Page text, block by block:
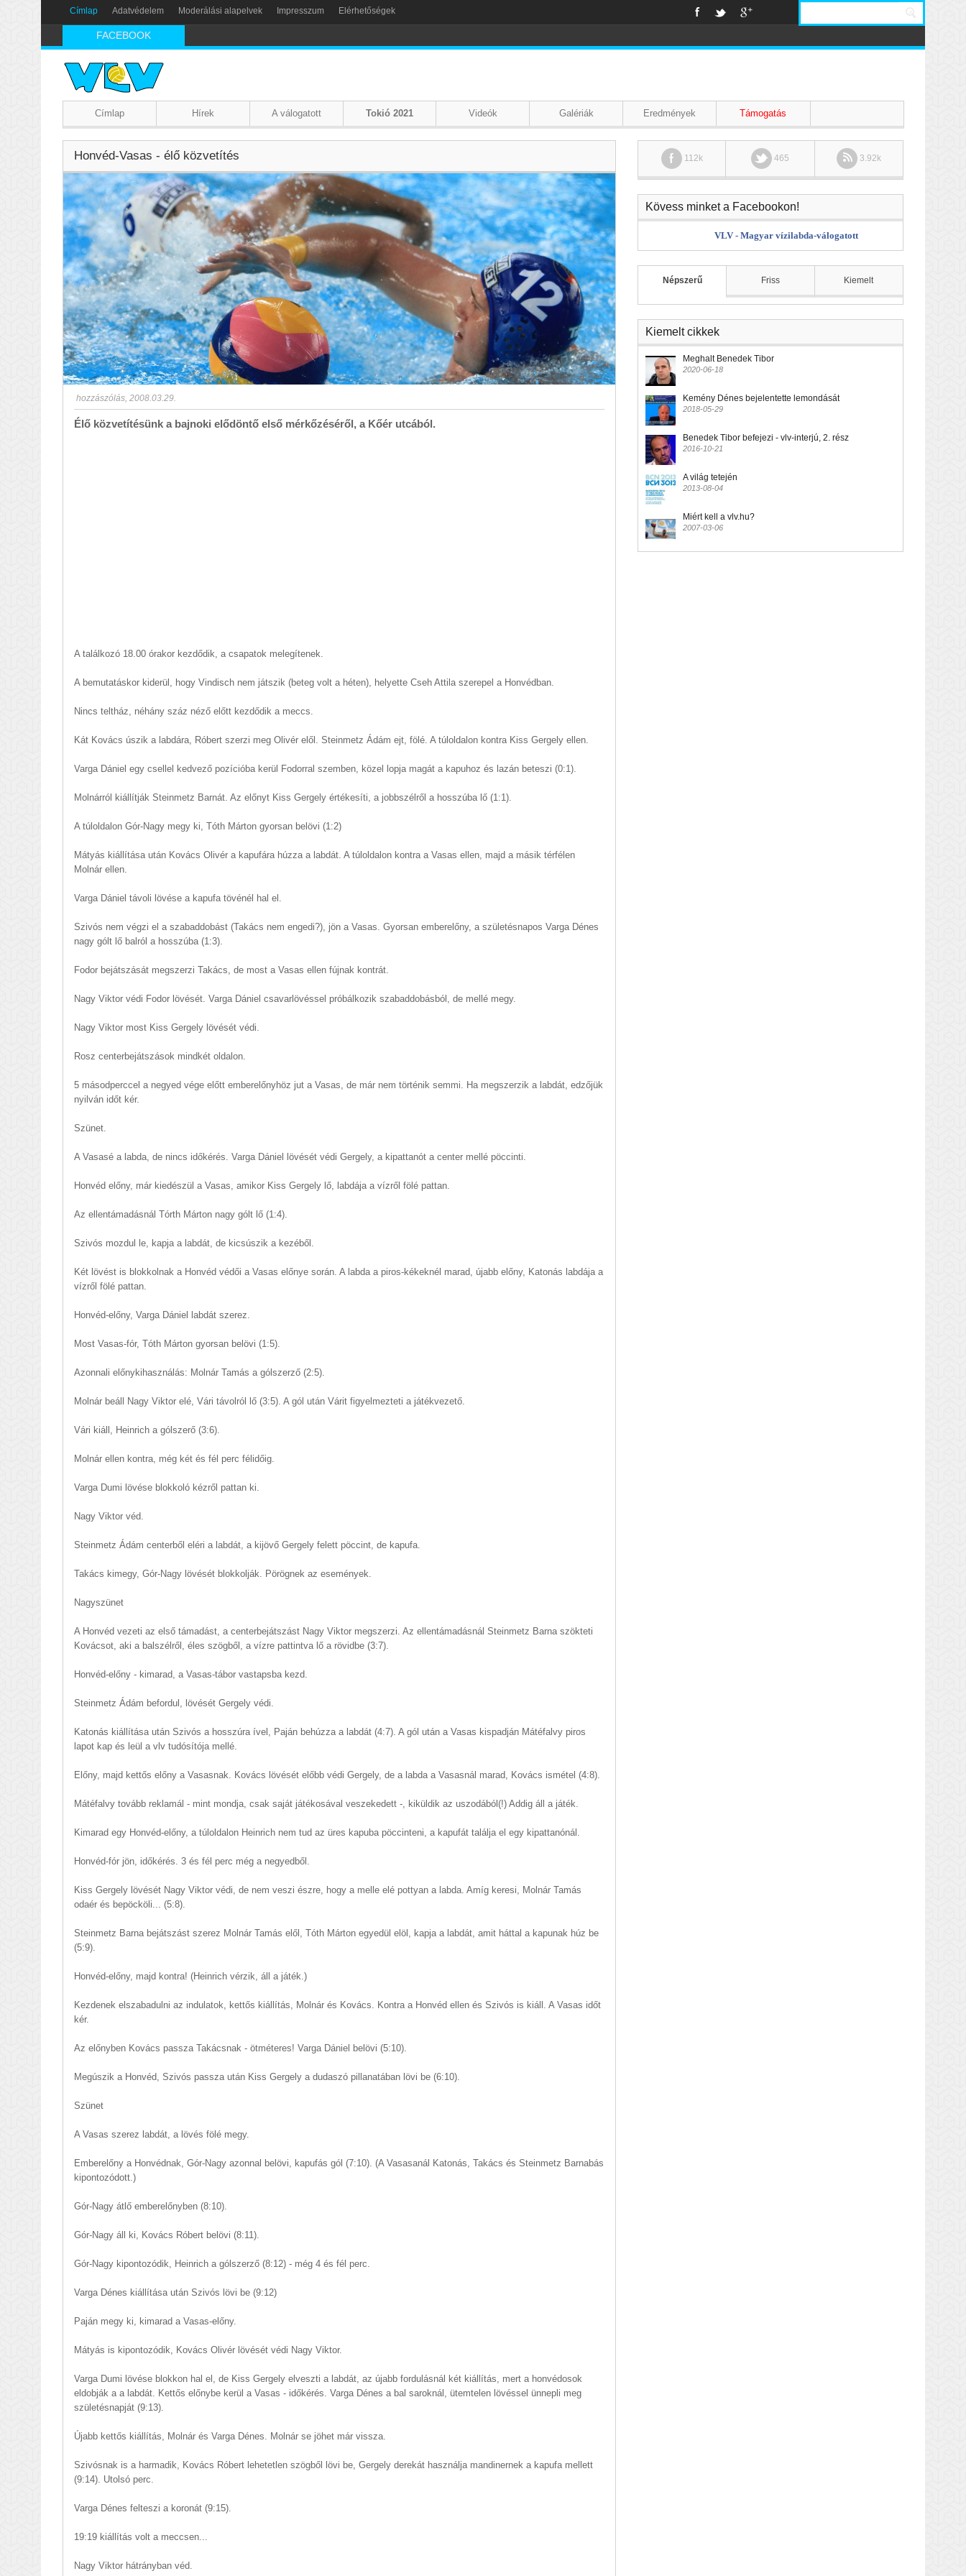
Címlap Adatvédelem Moderálási alapelvek Impresszum Elérhetőségek
FACEBOOK
Címlap Hírek A válogatott Tokió 2021 Videók Galériák Eredmények Támogatás
Honvéd-Vasas - élő közvetítés
hozzászólás, 2008.03.29.
Élő közvetítésünk a bajnoki elődöntő első mérkőzéséről, a Kőér utcából.
A találkozó 18.00 órakor kezdődik, a csapatok melegítenek.
A bemutatáskor kiderül, hogy Vindisch nem játszik (beteg volt a héten), helyette Cseh Attila szerepel a Honvédban.
Nincs teltház, néhány száz néző előtt kezdődik a meccs.
Kát Kovács úszik a labdára, Róbert szerzi meg Olivér elől. Steinmetz Ádám ejt, fölé. A túloldalon kontra Kiss Gergely ellen.
Varga Dániel egy csellel kedvező pozícióba kerül Fodorral szemben, közel lopja magát a kapuhoz és lazán beteszi (0:1).
Molnárról kiállítják Steinmetz Barnát. Az előnyt Kiss Gergely értékesíti, a jobbszélről a hosszúba lő (1:1).
A túloldalon Gór-Nagy megy ki, Tóth Márton gyorsan belövi (1:2)
Mátyás kiállítása után Kovács Olivér a kapufára húzza a labdát. A túloldalon kontra a Vasas ellen, majd a másik térfélen
Molnár ellen.
Varga Dániel távoli lövése a kapufa tövénél hal el.
Szivós nem végzi el a szabaddobást (Takács nem engedi?), jön a Vasas. Gyorsan emberelőny, a születésnapos Varga Dénes
nagy gólt lő balról a hosszúba (1:3).
Fodor bejátszását megszerzi Takács, de most a Vasas ellen fújnak kontrát.
Nagy Viktor védi Fodor lövését. Varga Dániel csavarlövéssel próbálkozik szabaddobásból, de mellé megy.
Nagy Viktor most Kiss Gergely lövését védi.
Rosz centerbejátszások mindkét oldalon.
5 másodperccel a negyed vége előtt emberelőnyhöz jut a Vasas, de már nem történik semmi. Ha megszerzik a labdát, edzőjük
nyilván időt kér.
Szünet.
A Vasasé a labda, de nincs időkérés. Varga Dániel lövését védi Gergely, a kipattanót a center mellé pöccinti.
Honvéd előny, már kiedészül a Vasas, amikor Kiss Gergely lő, labdája a vízről fölé pattan.
Az ellentámadásnál Tórth Márton nagy gólt lő (1:4).
Szivós mozdul le, kapja a labdát, de kicsúszik a kezéből.
Két lövést is blokkolnak a Honvéd védői a Vasas előnye során. A labda a piros-kékeknél marad, újabb előny, Katonás labdája a
vízről fölé pattan.
Honvéd-előny, Varga Dániel labdát szerez.
Most Vasas-fór, Tóth Márton gyorsan belövi (1:5).
Azonnali előnykihasználás: Molnár Tamás a gólszerző (2:5).
Molnár beáll Nagy Viktor elé, Vári távolról lő (3:5). A gól után Várit figyelmezteti a játékvezető.
Vári kiáll, Heinrich a gólszerő (3:6).
Molnár ellen kontra, még két és fél perc félidőig.
Varga Dumi lövése blokkoló kézről pattan ki.
Nagy Viktor véd.
Steinmetz Ádám centerből eléri a labdát, a kijövő Gergely felett pöccint, de kapufa.
Takács kimegy, Gór-Nagy lövését blokkolják. Pörögnek az események.
Nagyszünet
A Honvéd vezeti az első támadást, a centerbejátszást Nagy Viktor megszerzi. Az ellentámadásnál Steinmetz Barna szökteti
Kovácsot, aki a balszélről, éles szögből, a vízre pattintva lő a rövidbe (3:7).
Honvéd-előny - kimarad, a Vasas-tábor vastapsba kezd.
Steinmetz Ádám befordul, lövését Gergely védi.
Katonás kiállítása után Szivós a hosszúra ível, Paján behúzza a labdát (4:7). A gól után a Vasas kispadján Mátéfalvy piros
lapot kap és leül a vlv tudósítója mellé.
Előny, majd kettős előny a Vasasnak. Kovács lövését előbb védi Gergely, de a labda a Vasasnál marad, Kovács ismétel (4:8).
Mátéfalvy tovább reklamál - mint mondja, csak saját játékosával veszekedett -, kiküldik az uszodából(!) Addig áll a játék.
Kimarad egy Honvéd-előny, a túloldalon Heinrich nem tud az üres kapuba pöccinteni, a kapufát találja el egy kipattanónál.
Honvéd-fór jön, időkérés. 3 és fél perc még a negyedből.
Kiss Gergely lövését Nagy Viktor védi, de nem veszi észre, hogy a melle elé pottyan a labda. Amíg keresi, Molnár Tamás
odaér és bepöcköli... (5:8).
Steinmetz Barna bejátszást szerez Molnár Tamás elől, Tóth Márton egyedül elöl, kapja a labdát, amit háttal a kapunak húz be
(5:9).
Honvéd-előny, majd kontra! (Heinrich vérzik, áll a játék.)
Kezdenek elszabadulni az indulatok, kettős kiállítás, Molnár és Kovács. Kontra a Honvéd ellen és Szivós is kiáll. A Vasas időt
kér.
Az előnyben Kovács passza Takácsnak - ötméteres! Varga Dániel belövi (5:10).
Megúszik a Honvéd, Szivós passza után Kiss Gergely a dudaszó pillanatában lövi be (6:10).
Szünet
A Vasas szerez labdát, a lövés fölé megy.
Emberelőny a Honvédnak, Gór-Nagy azonnal belövi, kapufás gól (7:10). (A Vasasanál Katonás, Takács és Steinmetz Barnabás
kipontozódott.)
Gór-Nagy átlő emberelőnyben (8:10).
Gór-Nagy áll ki, Kovács Róbert belövi (8:11).
Gór-Nagy kipontozódik, Heinrich a gólszerző (8:12) - még 4 és fél perc.
Varga Dénes kiállítása után Szivós lövi be (9:12)
Paján megy ki, kimarad a Vasas-előny.
Mátyás is kipontozódik, Kovács Olivér lövését védi Nagy Viktor.
Varga Dumi lövése blokkon hal el, de Kiss Gergely elveszti a labdát, az újabb fordulásnál két kiállítás, mert a honvédosok
eldobják a a labdát. Kettős előnybe kerül a Vasas - időkérés. Varga Dénes a bal saroknál, ütemtelen lövéssel ünnepli meg
születésnapját (9:13).
Újabb kettős kiállítás, Molnár és Varga Dénes. Molnár se jöhet már vissza.
Szivósnak is a harmadik, Kovács Róbert lehetetlen szögből lövi be, Gergely derekát használja mandinernek a kapufa mellett
(9:14). Utolsó perc.
Varga Dénes felteszi a koronát (9:15).
19:19 kiállítás volt a meccsen...
Nagy Viktor hátrányban véd.
112k 465 3.92k
Kövess minket a Facebookon!
VLV - Magyar vízilabda-válogatott
Népszerű Friss Kiemelt
Kiemelt cikkek
Meghalt Benedek Tibor
2020-06-18
Kemény Dénes bejelentette lemondását
2018-05-29
Benedek Tibor befejezi - vlv-interjú, 2. rész
2016-10-21
A világ tetején
2013-08-04
Miért kell a vlv.hu?
2007-03-06